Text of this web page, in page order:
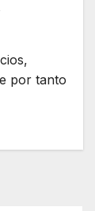
por tanto